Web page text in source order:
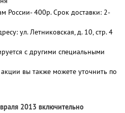
России- 400р. Срок доставки: 2-
ул. Летниковская, д. 10, стр. 4
с другими специальными
вы также можете уточнить по
2013 включительно